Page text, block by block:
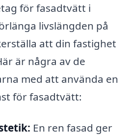
för fasadtvätt i
livslängden på
att din fastighet
är några av de
med att använda en
för fasadtvätt:
En ren fasad ger